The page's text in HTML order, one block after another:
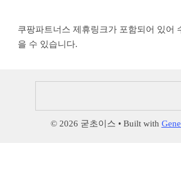
쿠팡파트너스 제휴링크가 포함되어 있어
을 수 있습니다.
© 2026 굳초이스 • Built with